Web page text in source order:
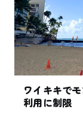
ワイキキで
利用に制限